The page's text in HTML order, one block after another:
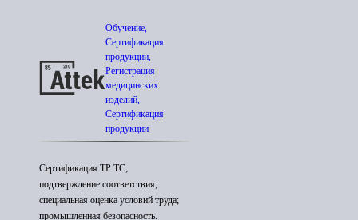
Обучение,
Сертификация
продукции,
Регистрация
медицинских
изделий,
Сертификация
продукции
Сертификация ТР ТС;
подтверждение соответствия;
специальная оценка условий труда;
промышленная безопасность.